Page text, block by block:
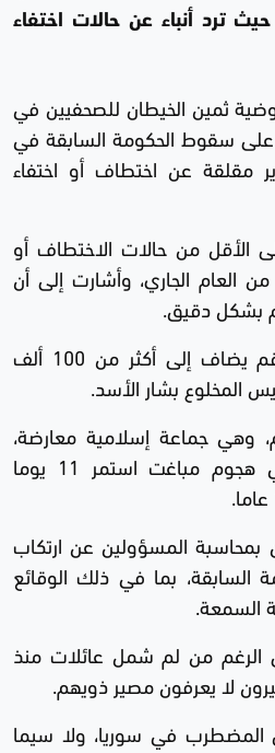
ترد أنباء عن حالات اختفاء
ثمين الخيطان للصحفيين في
مرور 11 شهرا على سقوط الحكومة السابقة في
مقلقة عن اختطاف أو اختفاء
المفوضية 97 على الأقل من حالات الاختطاف أو
من العام الجاري، وأشارت إلى أن
بشكل دقيق.
وذكر الخيطان أن هذا الرقم يضاف إلى أكثر من 100 ألف
المخلوع بشار الأسد.
وهي جماعة إسلامية معارضة،
بالأسد العام الماضي في هجوم مباغت استمر 11 يوما
بمحاسبة المسؤولين عن ارتكاب
السابقة، بما في ذلك الوقائع
السمعة.
الرغم من لم شمل عائلات منذ
لا يعرفون مصير ذويهم.
المضطرب في سوريا، ولا سيما